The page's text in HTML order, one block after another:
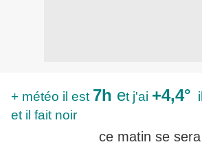
+ météo il est 7h et j'ai +4,4°
et il fait noir
ce matin se sera